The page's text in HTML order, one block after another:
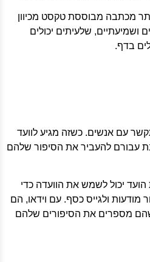
מכתבה מבוססת טקסט מכיוון
שלעיתים יכולים
בדף.
עם אנשים. כשזה מגיע לוועד
עבורם להעביר את הסיפור שלהם
יכול לשמש את הוועדה כדי
ולגייס כסף. עם וידאו, הם
מספרים את הסיפורים שלהם